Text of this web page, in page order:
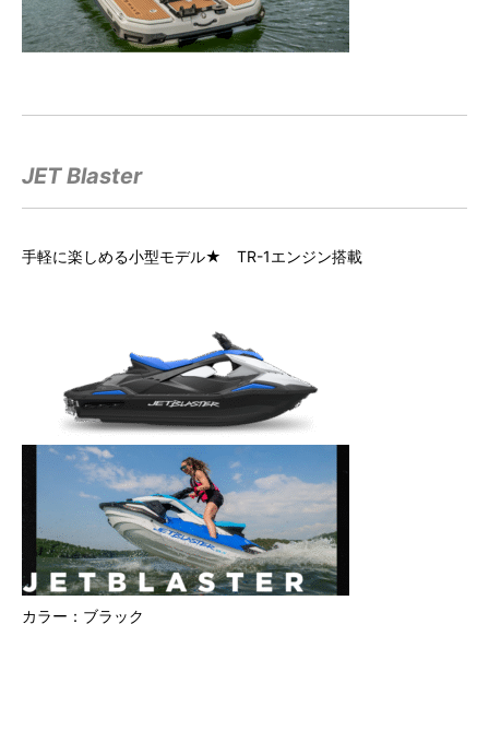
JET Blaster
手軽に楽しめる小型モデル★ TR-1エンジン搭載
カラー：ブラック